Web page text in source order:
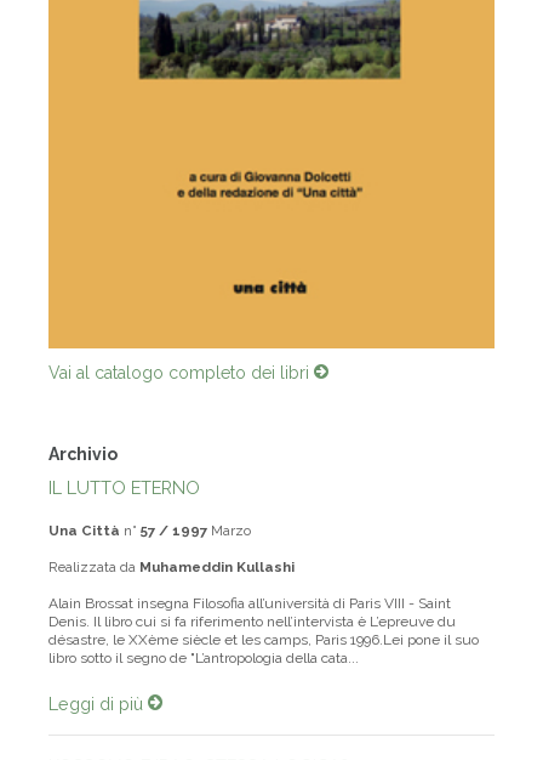
Vai al catalogo completo dei libri
Archivio
IL LUTTO ETERNO
Una Città n° 57 / 1997 Marzo
Realizzata da Muhameddin Kullashi
Alain Brossat insegna Filosofia all’università di Paris VIII - Saint
Denis. Il libro cui si fa riferimento nell’intervista è L’epreuve du
désastre, le XXème siècle et les camps, Paris 1996.Lei pone il suo
libro sotto il segno de "L’antropologia della cata...
Leggi di più